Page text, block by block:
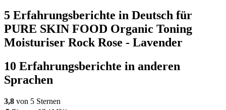
5 Erfahrungsberichte in Deutsch für
PURE SKIN FOOD Organic Toning
Moisturiser Rock Rose - Lavender
10 Erfahrungsberichte in anderen
Sprachen
3,8 von 5 Sternen